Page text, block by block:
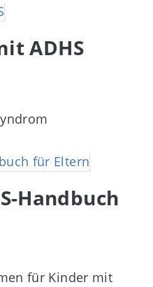
ADHS
Handbuch
für Kinder mit